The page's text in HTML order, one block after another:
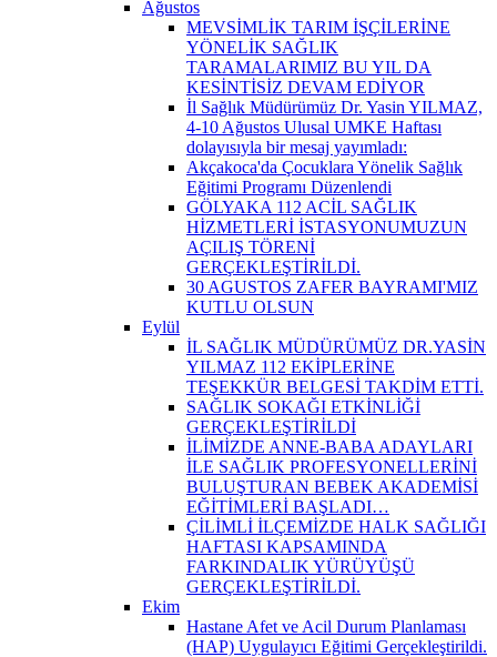
Ağustos
MEVSİMLİK TARIM İŞÇİLERİNE
YÖNELİK SAĞLIK
TARAMALARIMIZ BU YIL DA
KESİNTİSİZ DEVAM EDİYOR
İl Sağlık Müdürümüz Dr. Yasin YILMAZ,
4-10 Ağustos Ulusal UMKE Haftası
dolayısıyla bir mesaj yayımladı:
Akçakoca'da Çocuklara Yönelik Sağlık
Eğitimi Programı Düzenlendi
GÖLYAKA 112 ACİL SAĞLIK
HİZMETLERİ İSTASYONUMUZUN
AÇILIŞ TÖRENİ
GERÇEKLEŞTİRİLDİ.
30 AGUSTOS ZAFER BAYRAMI'MIZ
KUTLU OLSUN
Eylül
İL SAĞLIK MÜDÜRÜMÜZ DR.YASİN
YILMAZ 112 EKİPLERİNE
TEŞEKKÜR BELGESİ TAKDİM ETTİ.
SAĞLIK SOKAĞI ETKİNLİĞİ
GERÇEKLEŞTİRİLDİ
İLİMİZDE ANNE-BABA ADAYLARI
İLE SAĞLIK PROFESYONELLERİNİ
BULUŞTURAN BEBEK AKADEMİSİ
EĞİTİMLERİ BAŞLADI…
ÇİLİMLİ İLÇEMİZDE HALK SAĞLIĞI
HAFTASI KAPSAMINDA
FARKINDALIK YÜRÜYÜŞÜ
GERÇEKLEŞTİRİLDİ.
Ekim
Hastane Afet ve Acil Durum Planlaması
(HAP) Uygulayıcı Eğitimi Gerçekleştirildi.